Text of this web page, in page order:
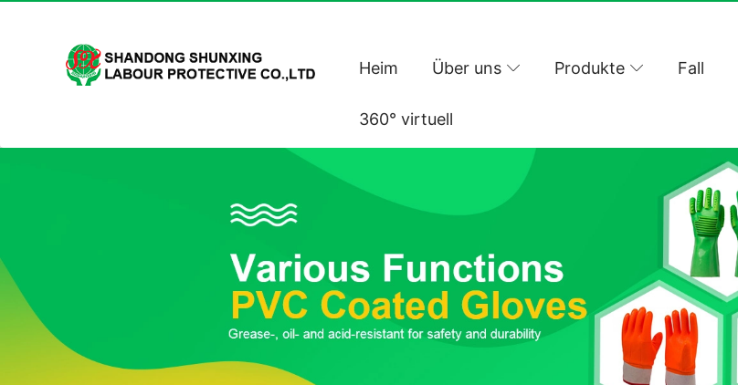
Heim Über uns Produkte Fall
360° virtuell